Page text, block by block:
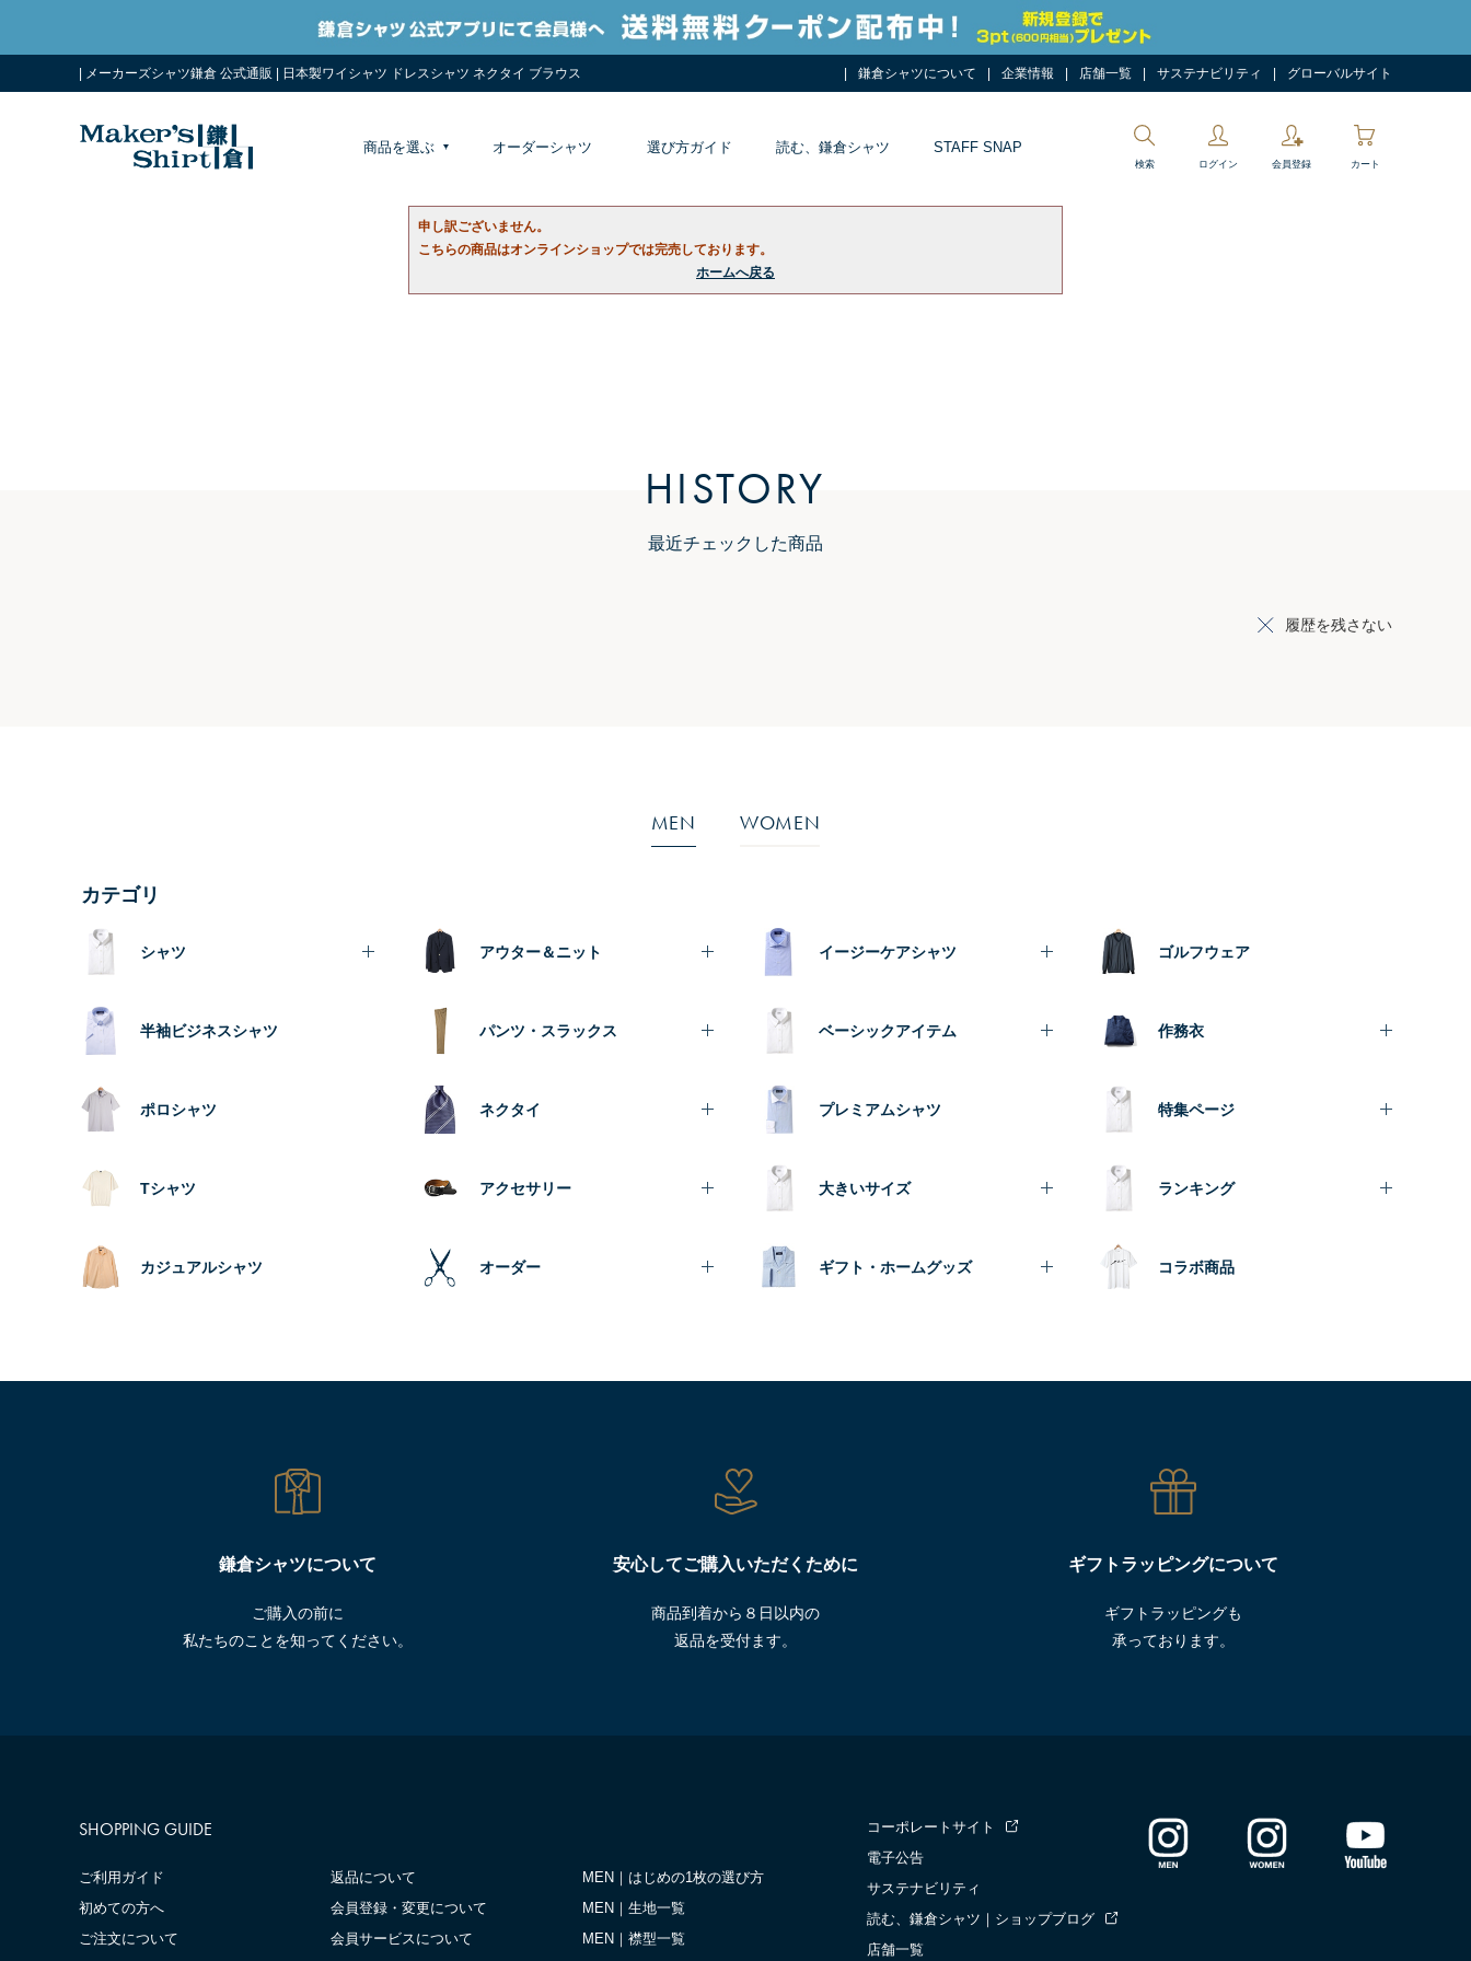
| メーカーズシャツ鎌倉 公式通販 | 日本製ワイシャツ ドレスシャツ ネクタイ ブラウス 鎌倉シャツについて 企業情報 店舗一覧 サステナビリティ グローバルサイト
商品を選ぶ オーダーシャツ 選び方ガイド 読む、鎌倉シャツ STAFF SNAP
検索 ログイン 会員登録 カート
申し訳ございません。
こちらの商品はオンラインショップでは完売しております。
ホームへ戻る
HISTORY
最近チェックした商品
履歴を残さない
MEN WOMEN
カテゴリ
シャツ
半袖ビジネスシャツ
ポロシャツ
Tシャツ
カジュアルシャツ
アウター＆ニット
パンツ・スラックス
ネクタイ
アクセサリー
オーダー
イージーケアシャツ
ベーシックアイテム
プレミアムシャツ
大きいサイズ
ギフト・ホームグッズ
ゴルフウェア
作務衣
特集ページ
ランキング
コラボ商品
鎌倉シャツについて
ご購入の前に
私たちのことを知ってください。
安心してご購入いただくために
商品到着から８日以内の
返品を受付ます。
ギフトラッピングについて
ギフトラッピングも
承っております。
SHOPPING GUIDE
ご利用ガイド
初めての方へ
ご注文について
返品について
会員登録・変更について
会員サービスについて
MEN｜はじめの1枚の選び方
MEN｜生地一覧
MEN｜襟型一覧
コーポレートサイト
電子公告
サステナビリティ
読む、鎌倉シャツ｜ショップブログ
店舗一覧